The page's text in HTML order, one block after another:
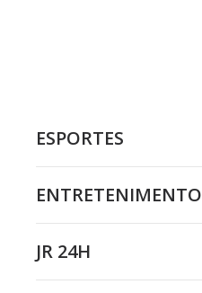
ESPORTES
ENTRETENIMENTO
JR 24H